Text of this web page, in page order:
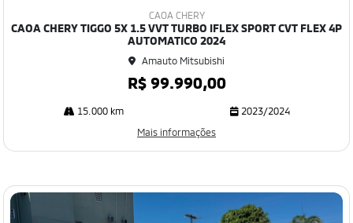
ilh
CAOA CHERY
CAOA CHERY TIGGO 5X 1.5 VVT TURBO IFLEX SPORT CVT FLEX 4P
AUTOMATICO 2024
Amauto Mitsubishi
R$ 99.990,00
15.000 km
2023/2024
Mais informações